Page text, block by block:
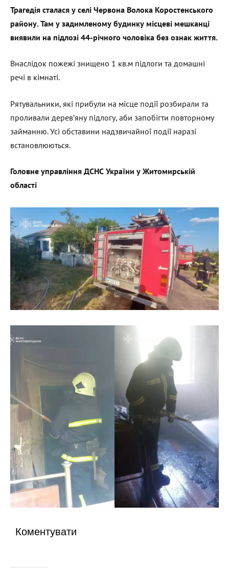
Трагедія сталася у селі Червона Волока Коростенського
району. Там у задимленому будинку місцеві мешканці
виявили на підлозі 44-річного чоловіка без ознак життя.
Внаслідок пожежі знищено 1 кв.м підлоги та домашні
речі в кімнаті.
Рятувальники, які прибули на місце події розбирали та
проливали деревʼяну підлогу, аби запобігти повторному
займанню. Усі обставини надзвичайної події наразі
встановлюються.
Головне управління ДСНС України у Житомирській
області
Коментувати